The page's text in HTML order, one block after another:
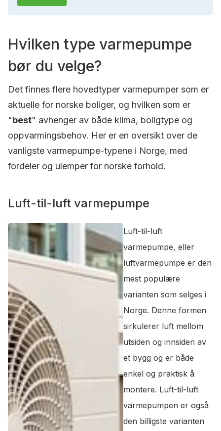
Hvilken type varmepumpe
bør du velge?
Det finnes flere hovedtyper varmepumper som er
aktuelle for norske boliger, og hvilken som er
"best" avhenger av både klima, boligtype og
oppvarmingsbehov. Her er en oversikt over de
vanligste varmepumpe-typene i Norge, med
fordeler og ulemper for norske forhold.
Luft-til-luft varmepumpe
Luft-til-luft
varmepumpe, eller
luftvarmepumpe er den
mest populære
varianten som selges i
Norge. Denne formen
sirkulerer luft mellom
utsiden og innsiden av
et bygg og er både
enkel og praktisk å
montere. Luft-til-luft
varmepumpen er også
den billigste varianten